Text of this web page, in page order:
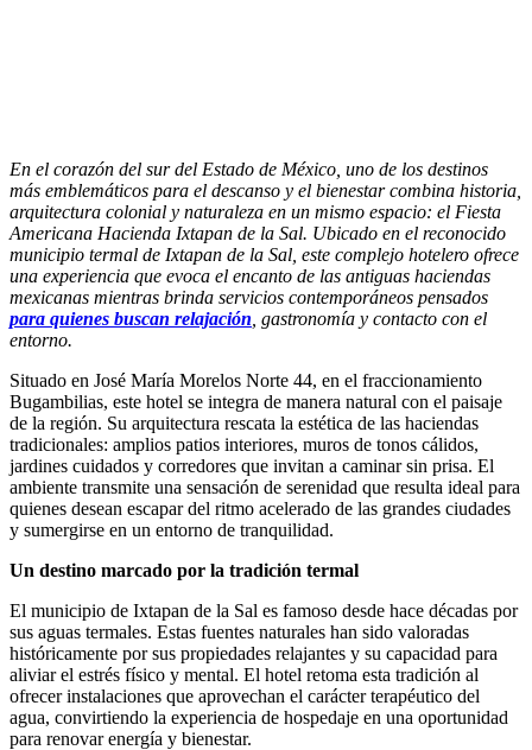
En el corazón del sur del Estado de México, uno de los destinos
más emblemáticos para el descanso y el bienestar combina historia,
arquitectura colonial y naturaleza en un mismo espacio: el Fiesta
Americana Hacienda Ixtapan de la Sal. Ubicado en el reconocido
municipio termal de Ixtapan de la Sal, este complejo hotelero ofrece
una experiencia que evoca el encanto de las antiguas haciendas
mexicanas mientras brinda servicios contemporáneos pensados
para quienes buscan relajación , gastronomía y contacto con el
entorno.
Situado en José María Morelos Norte 44, en el fraccionamiento
Bugambilias, este hotel se integra de manera natural con el paisaje
de la región. Su arquitectura rescata la estética de las haciendas
tradicionales: amplios patios interiores, muros de tonos cálidos,
jardines cuidados y corredores que invitan a caminar sin prisa. El
ambiente transmite una sensación de serenidad que resulta ideal para
quienes desean escapar del ritmo acelerado de las grandes ciudades
y sumergirse en un entorno de tranquilidad.
Un destino marcado por la tradición termal
El municipio de Ixtapan de la Sal es famoso desde hace décadas por
sus aguas termales. Estas fuentes naturales han sido valoradas
históricamente por sus propiedades relajantes y su capacidad para
aliviar el estrés físico y mental. El hotel retoma esta tradición al
ofrecer instalaciones que aprovechan el carácter terapéutico del
agua, convirtiendo la experiencia de hospedaje en una oportunidad
para renovar energía y bienestar.